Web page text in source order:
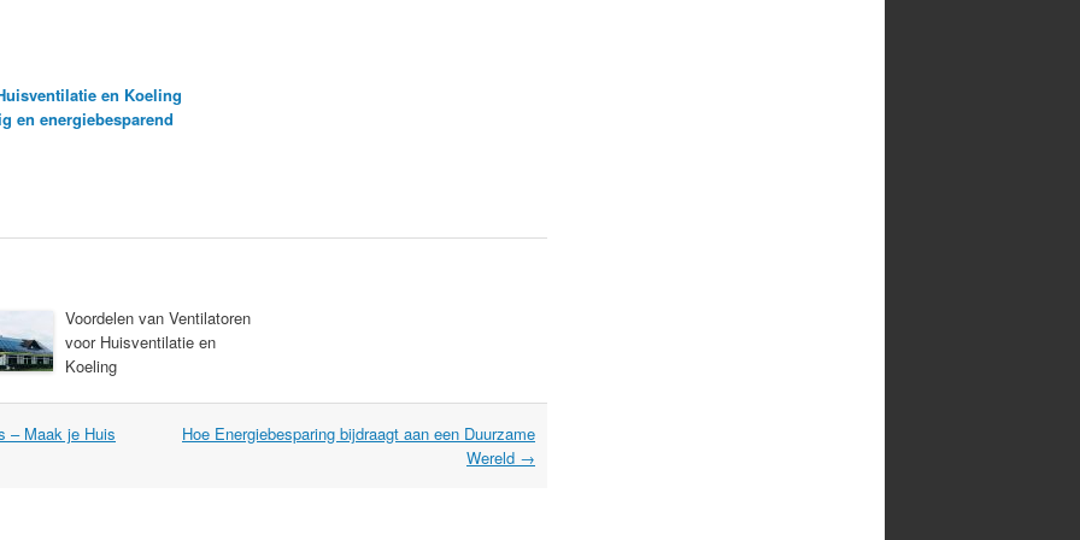
en Koeling
en energiebesparend
Voordelen van Ventilatoren
voor Huisventilatie en
Koeling
– Maak je Huis
Hoe Energiebesparing bijdraagt aan een Duurzame
Wereld →